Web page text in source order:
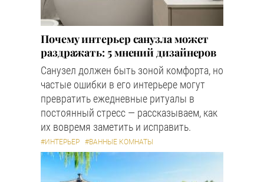
Почему интерьер санузла может
раздражать: 5 мнений дизайнеров
Санузел должен быть зоной комфорта, но
частые ошибки в его интерьере могут
превратить ежедневные ритуалы в
постоянный стресс — рассказываем, как
их вовремя заметить и исправить.
#ИНТЕРЬЕР #ВАННЫЕ КОМНАТЫ